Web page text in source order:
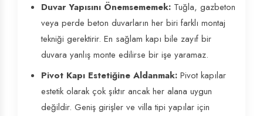
Duvar Yapısını Önemsememek: Tuğla, gazbeton
veya perde beton duvarların her biri farklı montaj
tekniği gerektirir. En sağlam kapı bile zayıf bir
duvara yanlış monte edilirse bir işe yaramaz.
Pivot Kapı Estetiğine Aldanmak: Pivot kapılar
estetik olarak çok şıktır ancak her alana uygun
değildir. Geniş girişler ve villa tipi yapılar için